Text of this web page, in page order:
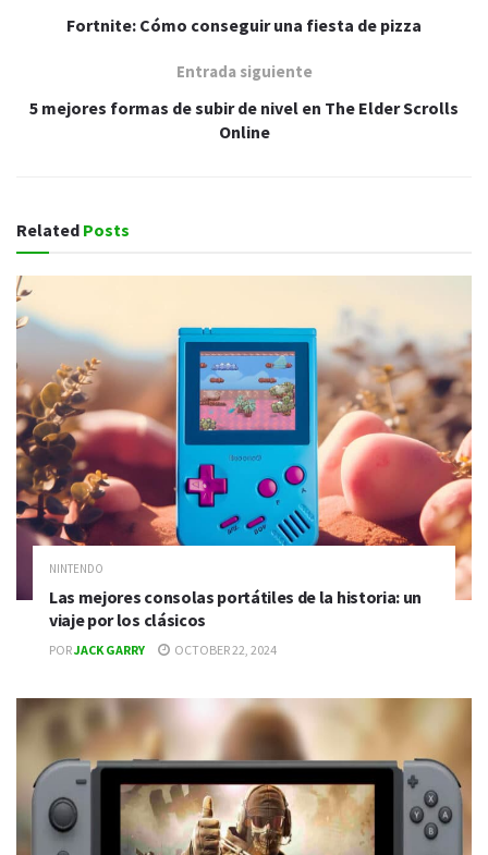
Fortnite: Cómo conseguir una fiesta de pizza
Entrada siguiente
5 mejores formas de subir de nivel en The Elder Scrolls
Online
Related Posts
NINTENDO
Las mejores consolas portátiles de la historia: un
viaje por los clásicos
PORJACK GARRY OCTOBER 22, 2024